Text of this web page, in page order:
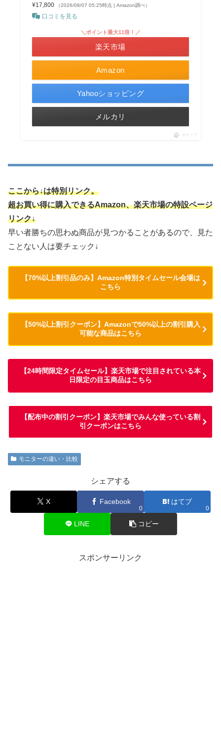
¥17,800
（2026/08/07 05:25時点 | Amazon調べ）
口コミを見る
Amazon
＼ポイント最大11倍！／
楽天市場
Yahooショッピング
メルカリ
ポチップ
ここから↓は特別リンク。
超お買い得に購入できるAmazon、楽天市場の特設ページ
リンク↓
早い者勝ちの思わぬ商品が見つかることがあるので、見た
ことない人は要チェック↓
【70%以上割引品のみ】Amazon特別タイムセール会場は
こちら
【50%以上割引クーポン】Amazonで50%以上の割引購入
可能な商品はこちら
【24時間限定タイムセール】楽天市場で注目されている本
日限定の目玉商品はこちら
【配布中の割引クーポン】楽天市場でみんな使っている割
引クーポンはこちら
モニターの違い・比較
シェアする
X Facebook
0
はてブ
0
LINE コピー
スポンサーリンク